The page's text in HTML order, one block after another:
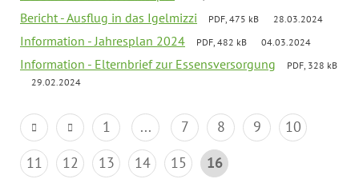
Bericht - Ausflug in das Igelmizzi PDF, 475 kB 28.03.2024
Information - Jahresplan 2024 PDF, 482 kB 04.03.2024
Information - Elternbrief zur Essensversorgung
PDF, 328 kB
29.02.2024
1 ... 7 8 9
10
11
12 13 14 15 16